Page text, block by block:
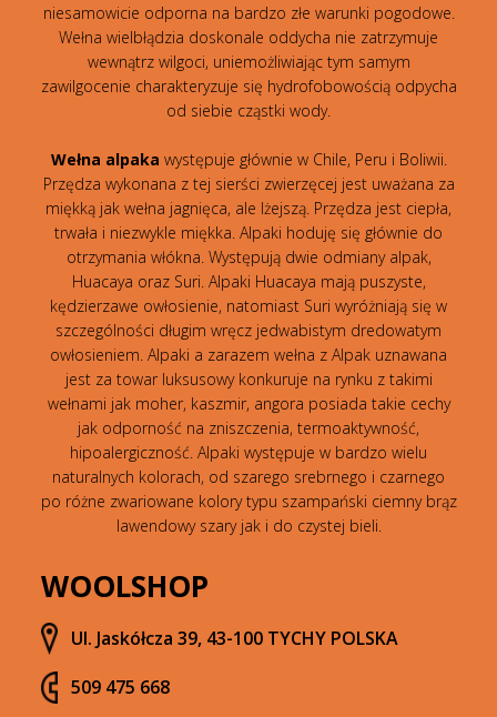
niesamowicie odporna na bardzo złe warunki pogodowe.
Wełna wielbłądzia doskonale oddycha nie zatrzymuje
wewnątrz wilgoci, uniemożliwiając tym samym
zawilgocenie charakteryzuje się hydrofobowością odpycha
od siebie cząstki wody.
Wełna alpaka występuje głównie w Chile, Peru i Boliwii.
Przędza wykonana z tej sierści zwierzęcej jest uważana za
miękką jak wełna jagnięca, ale lżejszą. Przędza jest ciepła,
trwała i niezwykle miękka. Alpaki hoduję się głównie do
otrzymania włókna. Występują dwie odmiany alpak,
Huacaya oraz Suri. Alpaki Huacaya mają puszyste,
kędzierzawe owłosienie, natomiast Suri wyróżniają się w
szczególności długim wręcz jedwabistym dredowatym
owłosieniem. Alpaki a zarazem wełna z Alpak uznawana
jest za towar luksusowy konkuruje na rynku z takimi
wełnami jak moher, kaszmir, angora posiada takie cechy
jak odporność na zniszczenia, termoaktywność,
hipoalergiczność. Alpaki występuje w bardzo wielu
naturalnych kolorach, od szarego srebrnego i czarnego
po różne zwariowane kolory typu szampański ciemny brąz
lawendowy szary jak i do czystej bieli.
WOOLSHOP
Ul. Jaskółcza 39, 43-100 TYCHY POLSKA
509 475 668